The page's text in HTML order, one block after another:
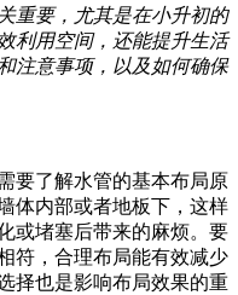
重要，尤其是在小升初的
利用空间，还能提升生活
注意事项，以及如何确保
要了解水管的基本布局原
体内部或者地板下，这样
或堵塞后带来的麻烦。要
符，合理布局能有效减少
择也是影响布局效果的重